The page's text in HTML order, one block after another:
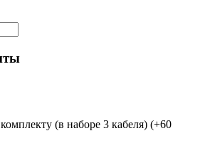
(в наборе 3 кабеля) (+60